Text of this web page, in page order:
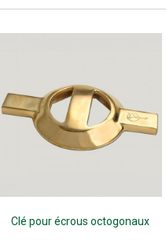
Clé pour écrous octogonaux